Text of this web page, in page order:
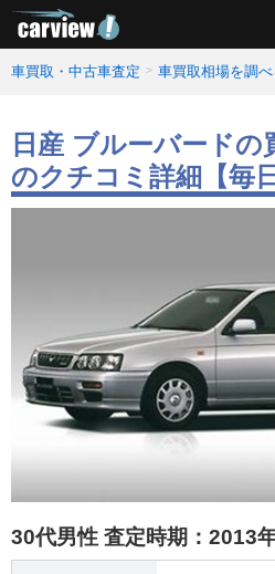
車買取・中古車査定 車買取相場を調べ
日産 ブルーバードの
のクチコミ詳細【毎
30代男性 査定時期： 2013